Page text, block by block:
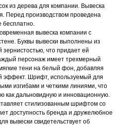
из дерева для компании. Вывеска
Перед производством проведена
бесплатно.
вывеска компании с
Буквы вывески выполнены из
зернистостью, что придает ей
персонаж имеет трехмерный
тени на белый фон, добавляя
эффект. Шрифт, используемый для
изгибами и четкими линиями, что
как дальновидную и инновационную.
стилизованным шрифтом со
доступность бренда и дружелюбное
вывески свидетельствует об